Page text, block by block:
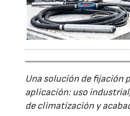
Una solución de fijación
aplicación: uso
de climatización y